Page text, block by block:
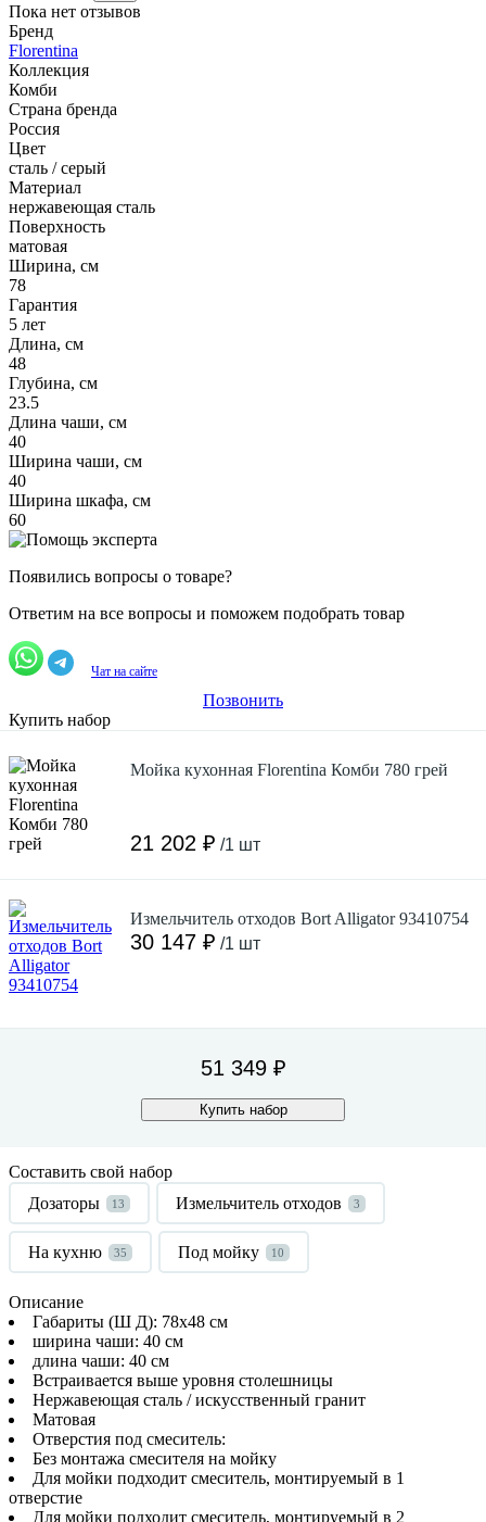
Пока нет отзывов
Бренд
Florentina
Коллекция
Комби
Страна бренда
Россия
Цвет
сталь / серый
Материал
нержавеющая сталь
Поверхность
матовая
Ширина, см
78
Гарантия
5 лет
Длина, см
48
Глубина, см
23.5
Длина чаши, см
40
Ширина чаши, см
40
Ширина шкафа, см
60
Появились вопросы о товаре?
Ответим на все вопросы и поможем подобрать товар
Чат на сайте
Позвонить
Купить набор
Мойка кухонная Florentina Комби 780 грей
21 202 ₽ /1 шт
Измельчитель отходов Bort Alligator 93410754
30 147 ₽ /1 шт
51 349 ₽
Купить набор
Составить свой набор
Дозаторы
13 Измельчитель отходов 3
На кухню 35 Под мойку 10
Описание
Габариты (Ш Д): 78x48 см
ширина чаши: 40 см
длина чаши: 40 см
Встраивается выше уровня столешницы
Нержавеющая сталь / искусственный гранит
Матовая
Отверстия под смеситель:
Без монтажа смесителя на мойку
Для мойки подходит смеситель, монтируемый в 1
отверстие
Для мойки подходит смеситель, монтируемый в 2